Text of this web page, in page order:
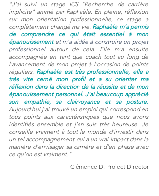
"J'ai suivi un stage ICS "Recherche de carrière
implicite" animé par Raphaèle. En pleine, réflexion
sur mon orientation professionnelle, ce stage a
complètement changé ma vie. Raphaèle m'a permis
de comprendre ce qui était essentiel à mon
épanouissement et m'a aidée à construire un projet
professionnel autour de cela. Elle m'a ensuite
accompagnée en tant que coach tout au long de
l'avancement de mon projet à l'occasion de points
réguliers. Raphaèle est très professionnelle, elle a
très vite cerné mon profil et a su orienter ma
réflexion dans la direction de la réussite et de mon
épanouissement personnel. J'ai beaucoup apprécié
son empathie, sa clairvoyance et sa posture.
Aujourd'hui j'ai trouvé un emploi qui correspond en
tous points aux caractéristiques que nous avons
identifiés ensemble et j'en suis très heureuse. Je
conseille vraiment à tout le monde d'investir dans
un tel accompagnement qui a un vrai impact dans la
manière d'envisager sa carrière et d'en phase avec
ce qu'on est vraiment."
Clémence D. Project Director